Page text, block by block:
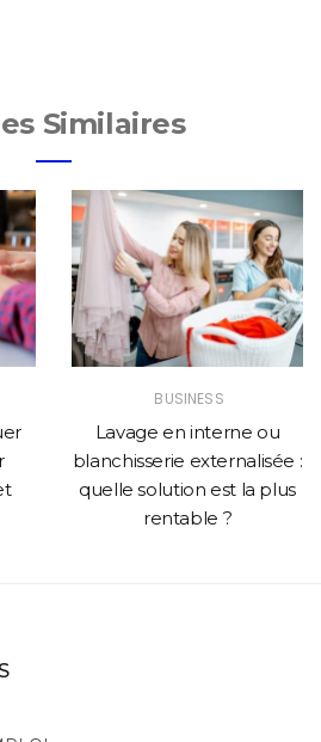
Similaires
BUSINESS
Lavage en interne ou
blanchisserie externalisée :
quelle solution est la plus
rentable ?